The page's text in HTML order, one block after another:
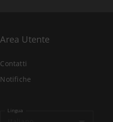
Area Utente
Contatti
Notifiche
Lingua